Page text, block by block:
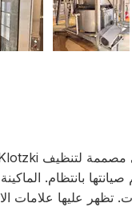
بانتظام.
تظهر عليها علامات